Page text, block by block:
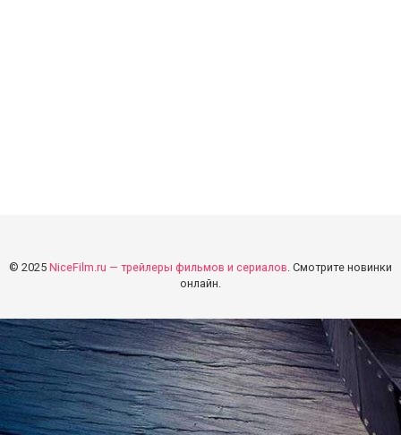
© 2025 NiceFilm.ru — трейлеры фильмов и сериалов. Смотрите новинки
онлайн.